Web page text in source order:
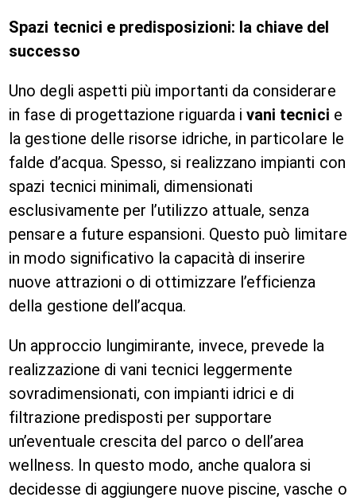
Spazi tecnici e predisposizioni: la chiave del
successo
Uno degli aspetti più importanti da considerare
in fase di progettazione riguarda ivani tecnici e
la gestione delle risorse idriche, in particolare le
falde d’acqua. Spesso, si realizzano impianti con
spazi tecnici minimali, dimensionati
esclusivamente per l’utilizzo attuale, senza
pensare a future espansioni. Questo può limitare
in modo significativo la capacità di inserire
nuove attrazioni o di ottimizzare l’efficienza
della gestione dell’acqua.
Un approccio lungimirante, invece, prevede la
realizzazione di vani tecnici leggermente
sovradimensionati, con impianti idrici e di
filtrazione predisposti per supportare
un’eventuale crescita del parco o dell’area
wellness. In questo modo, anche qualora si
decidesse di aggiungere nuove piscine, vasche o